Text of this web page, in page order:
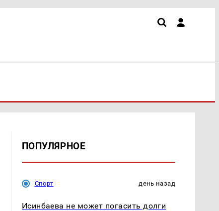
ПОПУЛЯРНОЕ
Спорт день назад
Исинбаева не может погасить долги